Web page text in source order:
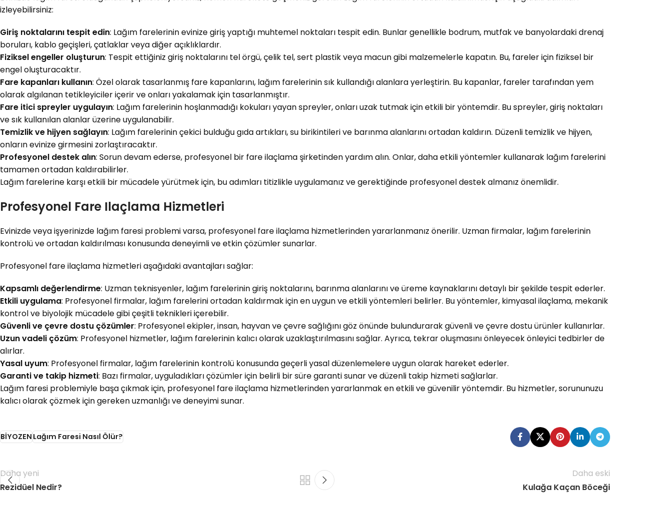
izleyebilirsiniz:
Giriş noktalarını tespit edin: Lağım farelerinin evinize giriş yaptığı muhtemel noktaları tespit edin. Bunlar genellikle bodrum, mutfak ve banyolardaki drenaj
boruları, kablo geçişleri, çatlaklar veya diğer açıklıklardır.
Fiziksel engeller oluşturun: Tespit ettiğiniz giriş noktalarını tel örgü, çelik tel, sert plastik veya macun gibi malzemelerle kapatın. Bu, fareler için fiziksel bir
engel oluşturacaktır.
Fare kapanları kullanın: Özel olarak tasarlanmış fare kapanlarını, lağım farelerinin sık kullandığı alanlara yerleştirin. Bu kapanlar, fareler tarafından yem
olarak algılanan tetikleyiciler içerir ve onları yakalamak için tasarlanmıştır.
Fare itici spreyler uygulayın: Lağım farelerinin hoşlanmadığı kokuları yayan spreyler, onları uzak tutmak için etkili bir yöntemdir. Bu spreyler, giriş noktaları
ve sık kullanılan alanlar üzerine uygulanabilir.
Temizlik ve hijyen sağlayın: Lağım farelerinin çekici bulduğu gıda artıkları, su birikintileri ve barınma alanlarını ortadan kaldırın. Düzenli temizlik ve hijyen,
onların evinize girmesini zorlaştıracaktır.
Profesyonel destek alın: Sorun devam ederse, profesyonel bir fare ilaçlama şirketinden yardım alın. Onlar, daha etkili yöntemler kullanarak lağım farelerini
tamamen ortadan kaldırabilirler.
Lağım farelerine karşı etkili bir mücadele yürütmek için, bu adımları titizlikle uygulamanız ve gerektiğinde profesyonel destek almanız önemlidir.
Profesyonel Fare Ilaçlama Hizmetleri
Evinizde veya işyerinizde lağım faresi problemi varsa, profesyonel fare ilaçlama hizmetlerinden yararlanmanız önerilir. Uzman firmalar, lağım farelerinin
kontrolü ve ortadan kaldırılması konusunda deneyimli ve etkin çözümler sunarlar.
Profesyonel fare ilaçlama hizmetleri aşağıdaki avantajları sağlar:
Kapsamlı değerlendirme: Uzman teknisyenler, lağım farelerinin giriş noktalarını, barınma alanlarını ve üreme kaynaklarını detaylı bir şekilde tespit ederler.
Etkili uygulama: Profesyonel firmalar, lağım farelerini ortadan kaldırmak için en uygun ve etkili yöntemleri belirler. Bu yöntemler, kimyasal ilaçlama, mekanik
kontrol ve biyolojik mücadele gibi çeşitli teknikleri içerebilir.
Güvenli ve çevre dostu çözümler: Profesyonel ekipler, insan, hayvan ve çevre sağlığını göz önünde bulundurarak güvenli ve çevre dostu ürünler kullanırlar.
Uzun vadeli çözüm: Profesyonel hizmetler, lağım farelerinin kalıcı olarak uzaklaştırılmasını sağlar. Ayrıca, tekrar oluşmasını önleyecek önleyici tedbirler de
alırlar.
Yasal uyum: Profesyonel firmalar, lağım farelerinin kontrolü konusunda geçerli yasal düzenlemelere uygun olarak hareket ederler.
Garanti ve takip hizmeti: Bazı firmalar, uyguladıkları çözümler için belirli bir süre garanti sunar ve düzenli takip hizmeti sağlarlar.
Lağım faresi problemiyle başa çıkmak için, profesyonel fare ilaçlama hizmetlerinden yararlanmak en etkili ve güvenilir yöntemdir. Bu hizmetler, sorununuzu
kalıcı olarak çözmek için gereken uzmanlığı ve deneyimi sunar.
BİYOZENLağım Faresi Nasıl Ölür?
Daha yeni
Rezidüel Nedir?
Daha eski
Kulağa Kaçan Böceği